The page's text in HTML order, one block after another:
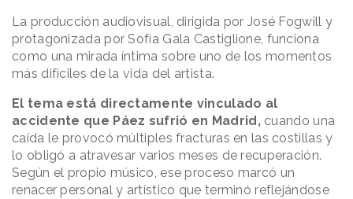
La producción audiovisual, dirigida por José Fogwill y
protagonizada por Sofía Gala Castiglione, funciona
como una mirada íntima sobre uno de los momentos
más difíciles de la vida del artista.
El tema está directamente vinculado al
accidente que Páez sufrió en Madrid,cuando una
caída le provocó múltiples fracturas en las costillas y
lo obligó a atravesar varios meses de recuperación.
Según el propio músico, ese proceso marcó un
renacer personal y artístico que terminó reflejándose